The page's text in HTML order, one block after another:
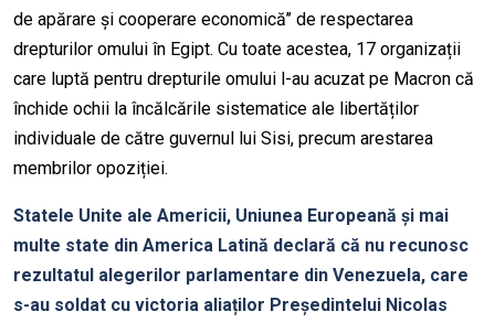
de apărare și cooperare economică’’ de respectarea
drepturilor omului în Egipt. Cu toate acestea, 17 organizații
care luptă pentru drepturile omului l-au acuzat pe Macron că
închide ochii la încălcările sistematice ale libertăților
individuale de către guvernul lui Sisi, precum arestarea
membrilor opoziției.
Statele Unite ale Americii, Uniunea Europeană și mai
multe state din America Latină declară că nu recunosc
rezultatul alegerilor parlamentare din Venezuela, care
s-au soldat cu victoria aliaților Președintelui Nicolas